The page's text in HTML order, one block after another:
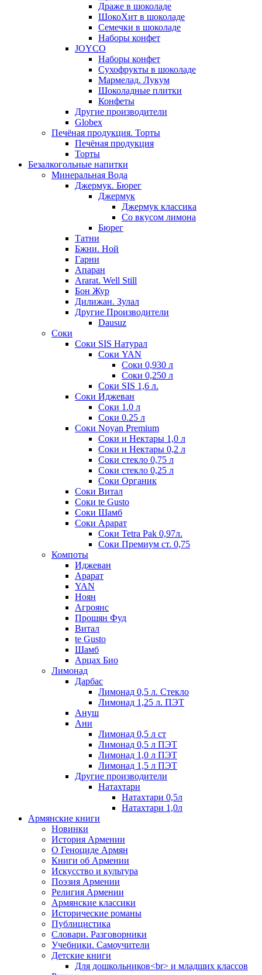
Драже в шоколаде
ШокоХит в шоколаде
Семечки в шоколаде
Наборы конфет
JOYCO
Наборы конфет
Сухофрукты в шоколаде
Мармелад. Лукум
Шоколадные плитки
Конфеты
Другие производители
Globex
Печёная продукция. Торты
Печёная продукция
Торты
Безалкогольные напитки
Минеральная Вода
Джермук. Бюрег
Джермук
Джермук классика
Со вкусом лимона
Бюрег
Татни
Бжни. Ной
Гарни
Апаран
Ararat. Well Still
Бон Жур
Дилижан. Зулал
Другие Производители
Dausuz
Соки
Соки SIS Натурал
Соки YAN
Соки 0,930 л
Соки 0,250 л
Соки SIS 1,6 л.
Соки Иджеван
Соки 1.0 л
Соки 0.25 л
Соки Noyan Premium
Соки и Нектары 1,0 л
Соки и Нектары 0,2 л
Соки стекло 0,75 л
Соки стекло 0,25 л
Соки Органик
Соки Витал
Соки te Gusto
Соки Шамб
Соки Арарат
Соки Tetra Pak 0,97л.
Соки Премиум ст. 0,75
Компоты
Иджеван
Арарат
YAN
Ноян
Агроянс
Прошян Фуд
Витал
te Gusto
Шамб
Арцах Био
Лимонад
Дарбас
Лимонад 0,5 л. Стекло
Лимонад 1,25 л. ПЭТ
Ануш
Ани
Лимонад 0,5 л ст
Лимонад 0,5 л ПЭТ
Лимонад 1,0 л ПЭТ
Лимонад 1,5 л ПЭТ
Другие производители
Натахтари
Натахтари 0,5л
Натахтари 1,0л
Армянские книги
Новинки
История Армении
О Геноциде Армян
Книги об Армении
Иcкусство и культура
Поэзия Армении
Религия Армении
Армянские классики
Исторические романы
Публицистика
Словари. Разговорники
Учебники. Самоучители
Детские книги
Для дошкольников<br> и младших классов